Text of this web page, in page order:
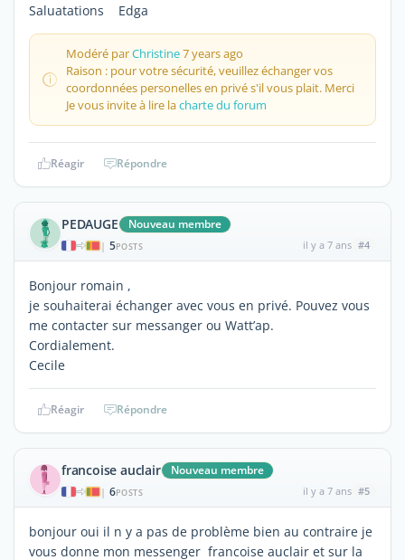
Saluatations Edga
Modéré parChristine7 years ago
Raison : pour votre sécurité, veuillez échanger vos
coordonnées personelles en privé s'il vous plait. Merci
Je vous invite à lire lacharte du forum
Réagir Répondre
PEDAUGE Nouveau membre
| 5POSTS il y a 7 ans #4
Bonjour romain ,
je souhaiterai échanger avec vous en privé. Pouvez vous
me contacter sur messanger ou Watt’ap.
Cordialement.
Cecile
Réagir Répondre
francoise auclair Nouveau membre
| 6POSTS il y a 7 ans #5
bonjour oui il n y a pas de problème bien au contraire je
vous donne mon messenger francoise auclair et sur la